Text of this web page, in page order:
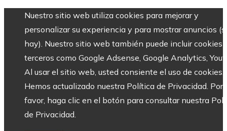
Nuestro sitio web utiliza cookies para mejorar y
personalizar su experiencia y para mostrar anuncios
hay). Nuestro sitio web también puede incluir cookies
terceros como Google Adsense, Google Analytics,
Al usar el sitio web, usted consiente el uso de cookies.
Hemos actualizado nuestra Política de Privacidad. Por
favor, haga clic en el botón para consultar nuestra
de Privacidad.